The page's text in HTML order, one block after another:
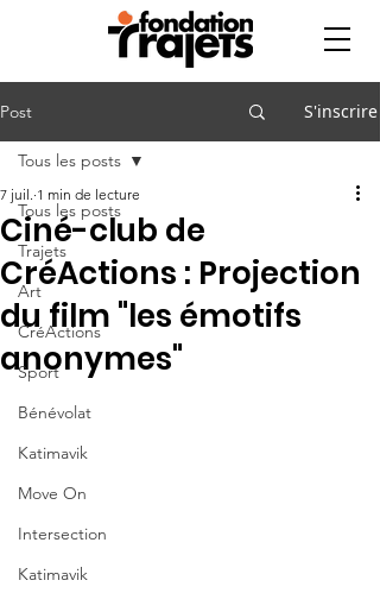
Post S'inscrire
Tous les posts
Trajets
Art
CréActions
Sport
Bénévolat
Katimavik
Move On
Intersection
Katimavik
Tous les posts
Ciné-club de
CréActions : Projection
du film "les émotifs
anonymes"
7 juil. 1 min de lecture